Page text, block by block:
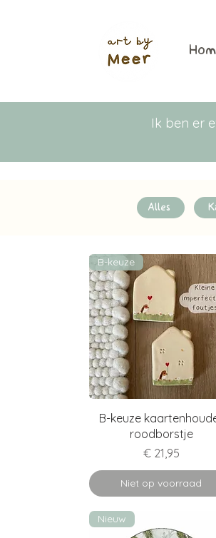
Ik ben er
Alles
Snel overzicht
B-keuze
B-keuze
roodborstje
Prijs
€ 21,95
Niet op voorraad
Nieuw